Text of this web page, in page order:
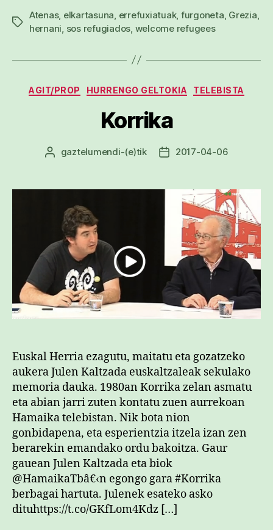
Etiketak
Atenas, elkartasuna errefuxiatuak, furgoneta Grezia
hernani sos refugiados welcome refugees
Kategoriak
AGIT/PROP HURRENGO GELTOKIA TELEBISTA
Korrika
Argitalpenaren
gaztelumendi-(e)tik
Argitalpenaren
2017-04-06
Euskal Herria ezagutu, maitatu eta gozatzeko
aukera Julen Kaltzada euskaltzaleak sekulako
memoria dauka. 1980an Korrika zelan asmatu
eta abian jarri zuten kontatu zuen aurrekoan
Hamaika telebistan. Nik bota nion
gonbidapena, eta esperientzia itzela izan zen
berarekin emandako ordu bakoitza. Gaur
gauean Julen Kaltzada eta biok
@HamaikaTbâ€‹n egongo gara #Korrika
berbagai hartuta. Julenek esateko asko
dituhttps://t.co/GKfLom4Kdz […]